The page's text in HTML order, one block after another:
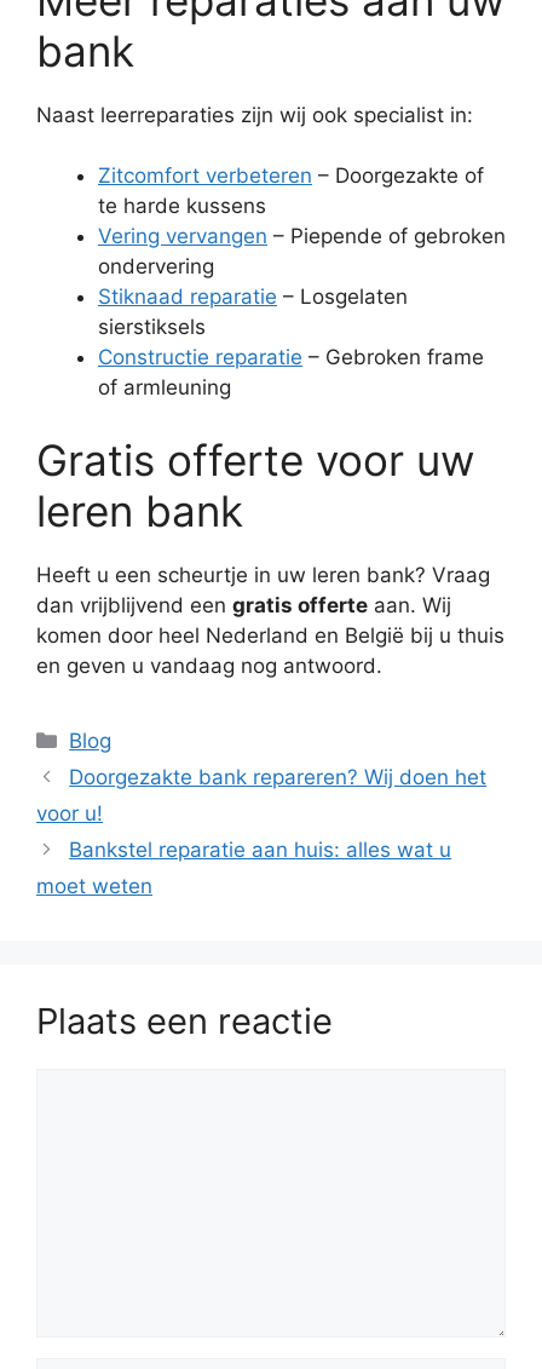
bank
Naast leerreparaties zijn wij ook specialist in:
Zitcomfort verbeteren – Doorgezakte of
te harde kussens
Vering vervangen – Piepende of gebroken
ondervering
Stiknaad reparatie – Losgelaten
sierstiksels
Constructie reparatie – Gebroken frame
of armleuning
Gratis offerte voor uw
leren bank
Heeft u een scheurtje in uw leren bank? Vraag
dan vrijblijvend een gratis offerte aan. Wij
komen door heel Nederland en België bij u thuis
en geven u vandaag nog antwoord.
Categorieën
Blog
Doorgezakte bank repareren? Wij doen het
voor u!
Bankstel reparatie aan huis: alles wat u
moet weten
Plaats een reactie